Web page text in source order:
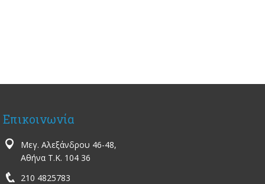
Επικοινωνία
Μεγ. Αλεξάνδρου 46-48,
Αθήνα Τ.Κ. 104 36
210 4825783